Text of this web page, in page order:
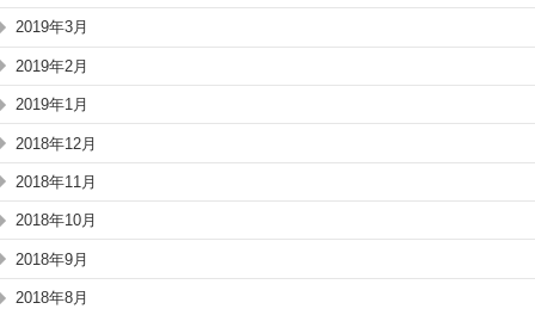
2019年3月
2019年2月
2019年1月
2018年12月
2018年11月
2018年10月
2018年9月
2018年8月